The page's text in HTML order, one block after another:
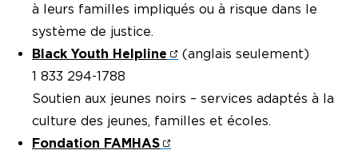
à leurs familles impliqués ou à risque dans le
système de justice.
Black Youth Helpline
(anglais seulement)
1 833 294-1788
Soutien aux jeunes noirs – services adaptés à la
culture des jeunes, familles et écoles.
Fondation FAMHAS